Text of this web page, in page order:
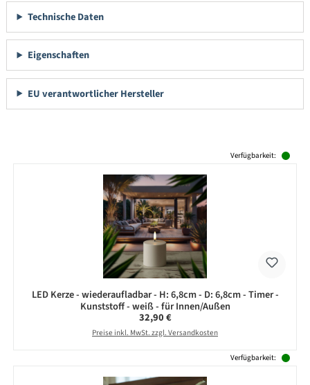
Technische Daten
Eigenschaften
EU verantwortlicher Hersteller
Verfügbarkeit:
LED Kerze - wiederaufladbar - H: 6,8cm - D: 6,8cm - Timer -
Kunststoff - weiß - für Innen/Außen
Regulärer Preis:
32,90 €
Preise inkl. MwSt. zzgl. Versandkosten
Verfügbarkeit: